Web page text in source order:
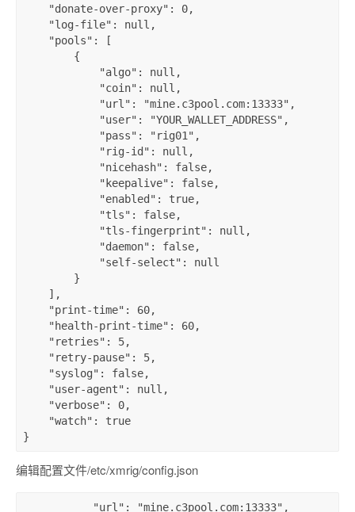
"donate-over-proxy" : 0,
"log-file" : null ,
"pools" :
[
{
"algo" : null ,
"coin" : null ,
"url" : "mine.c3pool.com:13333" ,
"user" : "YOUR_WALLET_ADDRESS" ,
"pass" : "rig01" ,
"rig-id" : null ,
"nicehash" : false,
"keepalive" : false,
"enabled" : true,
"tls" : false,
"tls-fingerprint" : null ,
"daemon" : false,
"self-select" :
null
}
] ,
"print-time" : 60,
"health-print-time" : 60,
"retries" : 5,
"retry-pause" : 5,
"syslog" : false,
"user-agent" : null ,
"verbose" : 0,
"watch" :
true
}
编辑配置文件/etc/xmrig/config.json
"url" : "mine.c3pool.com:13333" ,